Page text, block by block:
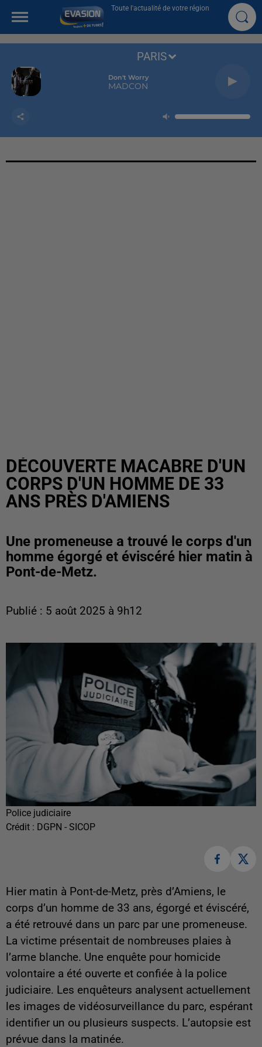
Toute l'actualité de votre région
Don't Worry
MADCON
PARIS
DÉCOUVERTE MACABRE D'UN
CORPS D'UN HOMME DE 33
ANS PRÈS D'AMIENS
Une promeneuse a trouvé le corps d'un
homme égorgé et éviscéré hier matin à
Pont-de-Metz.
Publié : 5 août 2025 à 9h12
Police judiciaire
Crédit : DGPN - SICOP
Hier matin à Pont-de-Metz, près d’Amiens, le
corps d’un homme de 33 ans, égorgé et éviscéré,
a été retrouvé dans un parc par une promeneuse.
La victime présentait de nombreuses plaies à
l’arme blanche. Une enquête pour homicide
volontaire a été ouverte et confiée à la police
judiciaire. Les enquêteurs analysent actuellement
les images de vidéosurveillance du parc, espérant
identifier un ou plusieurs suspects. L’autopsie est
prévue dans la matinée.